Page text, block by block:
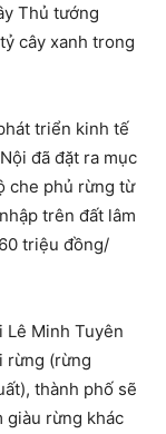
Thủ tướng
cây xanh trong
triển kinh tế
đã đặt ra mục
che phủ rừng từ
trên đất lâm
triệu đồng/
Lê Minh Tuyên
rừng (rừng
thành phố sẽ
giàu rừng khác